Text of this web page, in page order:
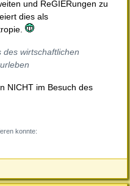
und ReGIERungen zu
dies als
wirtschaftlichen
NICHT im Besuch des
konnte: